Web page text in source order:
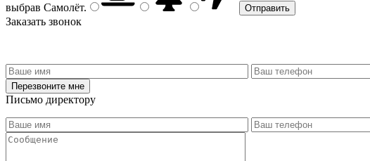
выбрав Самолёт.
Заказать звонок
Письмо директору